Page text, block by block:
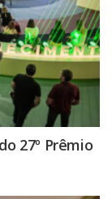
27º Prêmio